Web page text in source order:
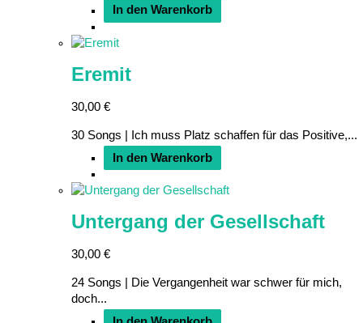
In den Warenkorb
Eremit
30,00 €
30 Songs | Ich muss Platz schaffen für das Positive,...
In den Warenkorb
Untergang der Gesellschaft
30,00 €
24 Songs | Die Vergangenheit war schwer für mich,
doch...